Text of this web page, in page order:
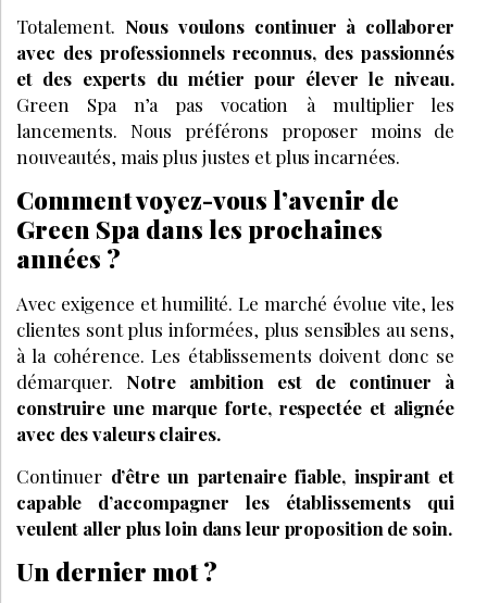
Totalement. Nous voulons continuer à collaborer
avec des professionnels reconnus, des passionnés
et des experts du métier pour élever le niveau.
Green Spa n’a pas vocation à multiplier les
lancements. Nous préférons proposer moins de
nouveautés, mais plus justes et plus incarnées.
Comment voyez-vous l’avenir de
Green Spa dans les prochaines
années ?
Avec exigence et humilité. Le marché évolue vite, les
clientes sont plus informées, plus sensibles au sens,
à la cohérence. Les établissements doivent donc se
démarquer. Notre ambition est de continuer à
construire une marque forte, respectée et alignée
avec des valeurs claires.
Continuer d’être un partenaire fiable, inspirant et
capable d’accompagner les établissements qui
veulent aller plus loin dans leur proposition de soin.
Un dernier mot ?